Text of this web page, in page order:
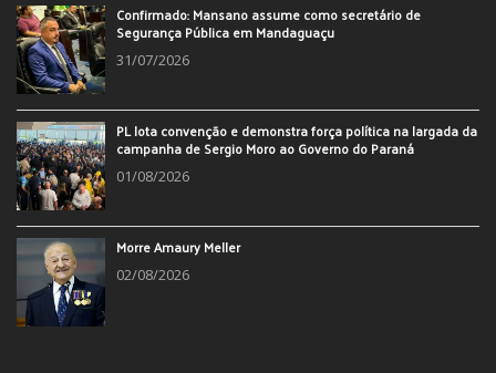
Confirmado: Mansano assume como secretário de
Segurança Pública em Mandaguaçu
31/07/2026
PL lota convenção e demonstra força política na largada da
campanha de Sergio Moro ao Governo do Paraná
01/08/2026
Morre Amaury Meller
02/08/2026